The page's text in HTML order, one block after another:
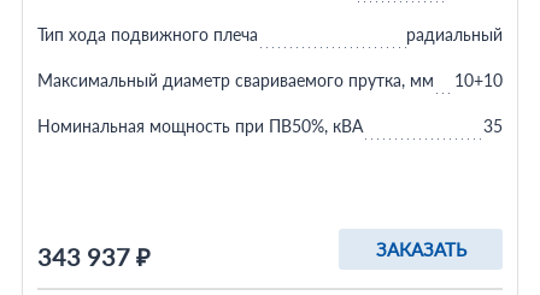
343 937 ₽ ЗАКАЗАТЬ
Тип хода подвижного плеча радиальный
Максимальный диаметр свариваемого прутка, мм 10+10
Номинальная мощность при ПВ50%, кВА 35